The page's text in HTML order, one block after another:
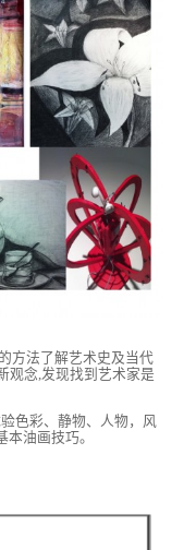
方法了解艺术史及当代
观念,发现找到艺术家是
色彩、静物、人物，风
本油画技巧。